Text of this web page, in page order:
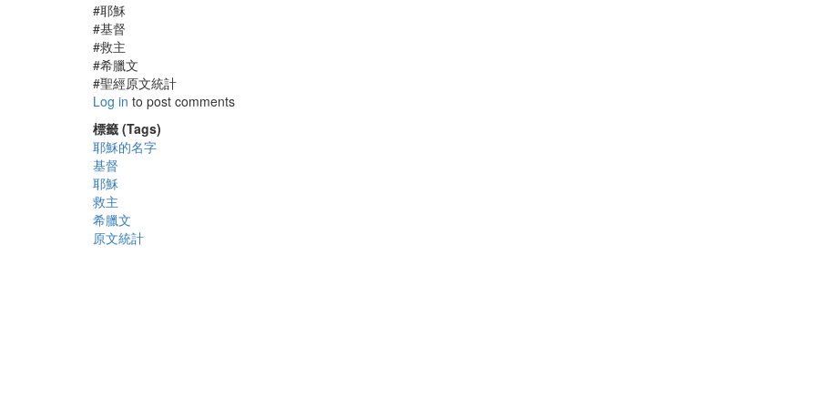
#耶穌
#基督
#救主
#希臘文
#聖經原文統計
Log in to post comments
標籤 (Tags)
耶穌的名字
基督
耶穌
救主
希臘文
原文統計